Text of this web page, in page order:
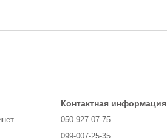
Контактная информация
050 927-07-75
099-007-25-35